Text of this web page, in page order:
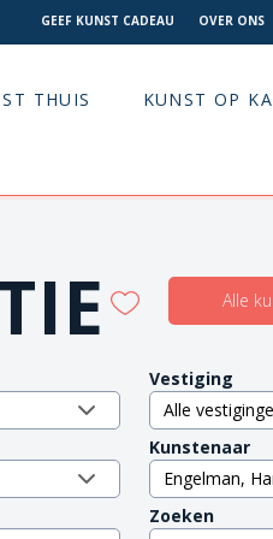
GEEF KUNST CADEAU OVER ONS
THUIS KUNST OP
Alle
Vestiging
Kunstenaar
Zoeken